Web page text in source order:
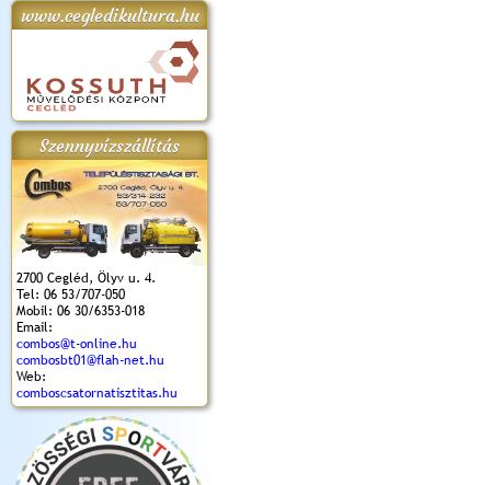
www.cegledikultura.hu
Szennyvízszállítás
2700 Cegléd, Ölyv u. 4.
Tel: 06 53/707-050
Mobil: 06 30/6353-018
Email:
combos@t-online.hu
combosbt01@flah-net.hu
Web:
comboscsatornatisztitas.hu
2018.
Kossuth Toborzó
Ünnepély
Szent István Ünnepe
(2017. 08. 20.)